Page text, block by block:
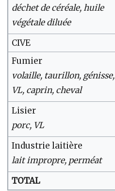
déchet de céréale, huile
végétale diluée
CIVE
Fumier
volaille, taurillon, génisse,
VL, caprin, cheval
Lisier
porc, VL
Industrie laitière
lait impropre, perméat
TOTAL